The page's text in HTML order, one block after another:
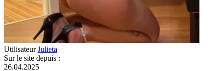
UtilisateurJulieta
Sur le site depuis :
26.04.2025